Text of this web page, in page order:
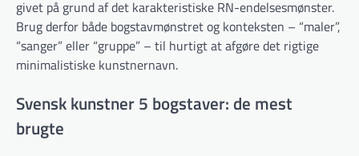
givet på grund af det karakteristiske RN-endelses­mønster.
Brug derfor både bogstavmønstret og ­konteksten – “maler”,
“sanger” eller “gruppe” – til hurtigt at afgøre det rigtige
minimalistiske kunstner­navn.
Svensk kunstner 5 bogstaver: de mest
brugte